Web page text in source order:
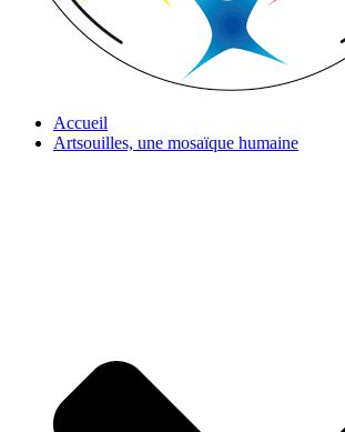
Accueil
Artsouilles, une mosaïque humaine